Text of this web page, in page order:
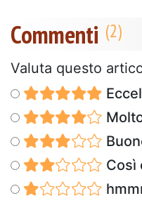
Commenti
Valuta questo
Così